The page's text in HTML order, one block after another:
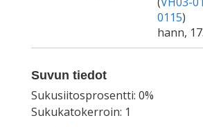
0115)
hann,
Suvun tiedot
Sukusiitosprosentti: 0%
Sukukatokerroin: 1